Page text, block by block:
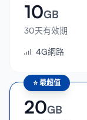
10GB
30天有效期
4G網路
⭐最超值
20GB